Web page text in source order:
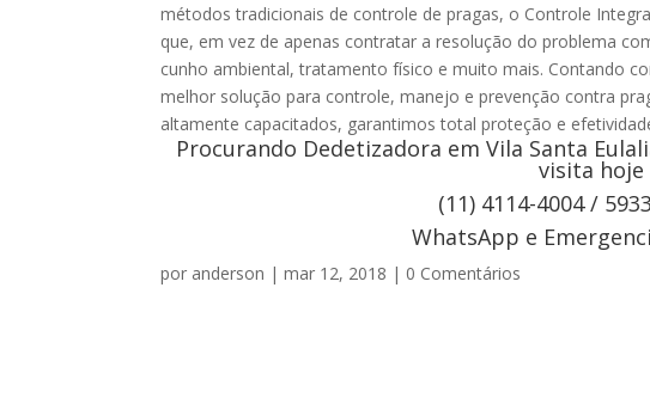
métodos tradicionais de controle de pragas, o Controle
que, em vez de apenas contratar a resolução do problema
cunho ambiental, tratamento físico e muito mais. Contando
melhor solução para controle, manejo e prevenção contra
altamente capacitados, garantimos total proteção e
Procurando Dedetizadora em Vila Santa
visita hoje
(11) 4114-4004 /
WhatsApp e
por anderson |mar 12, 2018 | 0 Comentários